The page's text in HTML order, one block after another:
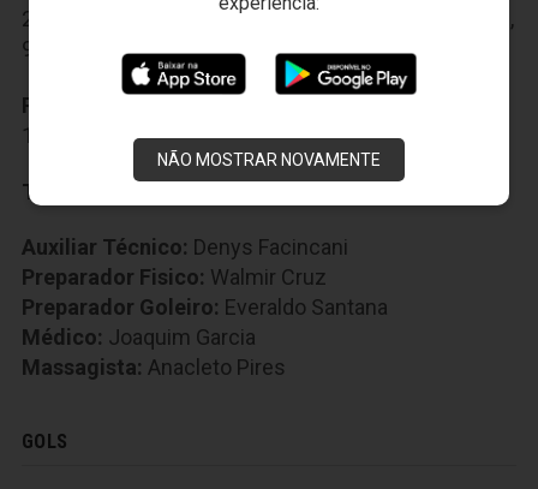
NÃO MOSTRAR NOVAMENTE
22-Diego Felipe
23-Douglas Marques
,
90-Lelê
99-Ciel
Reservas:
13-Thalysson,20-Ricardinho,32-Lauro,
Técnico:
Auxiliar Técnico: Denys Facincani
Preparador Fisico: Walmir Cruz
Preparador Goleiro: Everaldo Santana
Médico: Joaquim Garcia
Massagista: Anacleto Pires
GOLS